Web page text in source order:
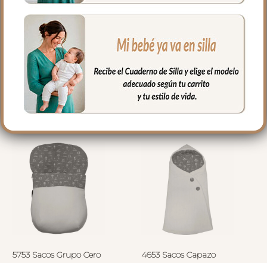
PRODUCTOS
RELACIONADOS
5753 Sacos Grupo Cero
4653 Sacos Capazo